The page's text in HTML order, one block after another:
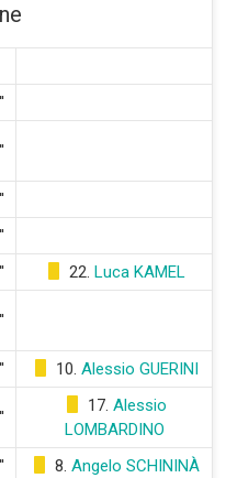
22. Luca KAMEL
10. Alessio GUERINI
17. Alessio
LOMBARDINO
8. Angelo SCHININÀ